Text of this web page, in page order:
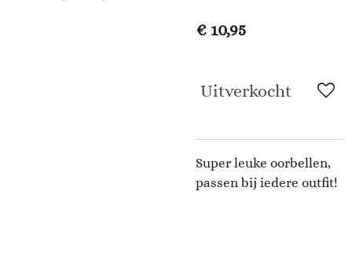
€ 10,95
Uitverkocht
Super leuke oorbellen,
passen bij iedere outfit!